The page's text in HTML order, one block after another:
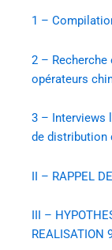
1 –
2 – Recherche
opérateurs
3 – Interviews
de distribution
II – RAPPEL
III –
REALISATION